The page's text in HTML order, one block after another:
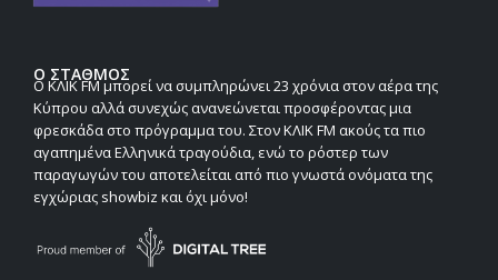
Ο ΣΤΑΘΜΟΣ
Ο KΛΙΚ FM μπορεί να συμπληρώνει 23 χρόνια στον αέρα της
Κύπρου αλλά συνεχώς ανανεώνεται προσφέροντας μια
φρεσκάδα στο πρόγραμμα του. Στον ΚΛΙΚ FM ακούς τα πιο
αγαπημένα Ελληνικά τραγούδια, ενώ το ρόστερ των
παραγωγών του αποτελείται από πιο γνωστά ονόματα της
εγχώριας showbiz και όχι μόνο!